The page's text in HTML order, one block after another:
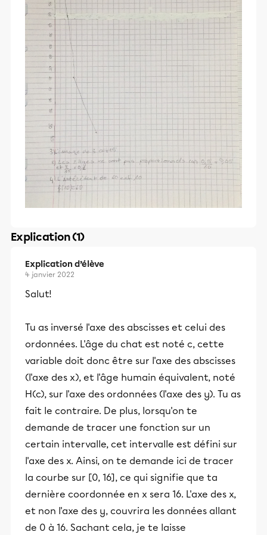
Explication (1)
Explication d’élève
4 janvier 2022
Salut!
Tu as inversé l'axe des abscisses et celui des
ordonnées. L'âge du chat est noté c, cette
variable doit donc être sur l'axe des abscisses
(l'axe des x), et l'âge humain équivalent, noté
H(c), sur l'axe des ordonnées (l'axe des y). Tu as
fait le contraire. De plus, lorsqu'on te
demande de tracer une fonction sur un
certain intervalle, cet intervalle est défini sur
l'axe des x. Ainsi, on te demande ici de tracer
la courbe sur [0, 16], ce qui signifie que ta
dernière coordonnée en x sera 16. L'axe des x,
et non l'axe des y, couvrira les données allant
de 0 à 16. Sachant cela, je te laisse